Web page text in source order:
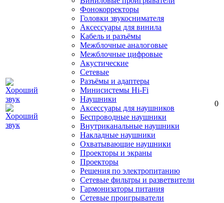
Фонокорректоры
Головки звукоснимателя
Аксессуары для винила
Кабель и разъёмы
Межблочные аналоговые
Межблочные цифровые
Акустические
Сетевые
Разъёмы и адаптеры
Минисистемы Hi-Fi
Наушники
Аксессуары для наушников
Беспроводные наушники
Внутриканальные наушники
Накладные наушники
Охватывающие наушники
Проекторы и экраны
Проекторы
Решения по электропитанию
Сетевые фильтры и разветвители
Гармонизаторы питания
Сетевые проигрыватели
0